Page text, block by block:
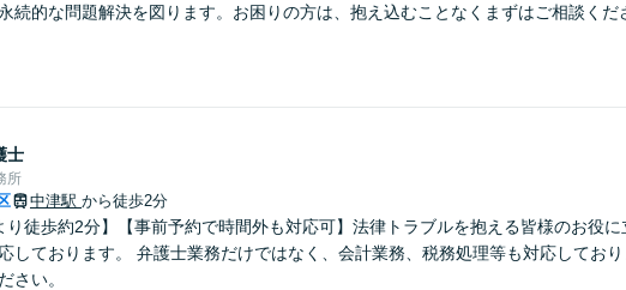
続的な問題解決を図ります。お困りの方は、抱え込むことなくまずはご相談くだ
士
所
中津駅 から徒歩2分
り徒歩約2分】【事前予約で時間外も対応可】法律トラブルを抱える皆様のお役に
しております。 弁護士業務だけではなく、会計業務、税務処理等も対応しており
さい。